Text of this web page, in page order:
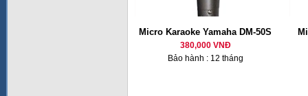
Micro Karaoke Yamaha DM-50S
380,000 VNĐ
Bảo hành : 12 tháng